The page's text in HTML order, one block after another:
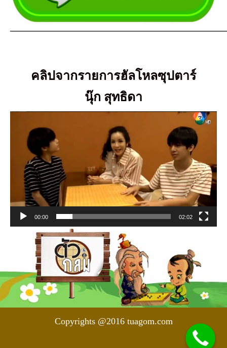
คลิปจากรายการฮัลโหลซุปตาร์
นุ๊ก สุทธิดา
วิดีโอ
00:00 02:02
Copyrights @2016 tuagom.com